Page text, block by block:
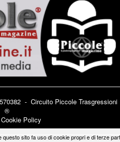
- Circuito Piccole Trasgressioni
®
Cookie Policy
sito fa uso di cookie propri e di terze